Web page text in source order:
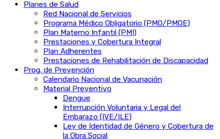
Planes de Salud
Red Nacional de Servicios
Programa Médico Obligatorio (PMO/PMOE)
Plan Materno Infantil (PMI)
Prestaciones y Cobertura Integral
Plan Adherentes
Prestaciones de Rehabilitación de Discapacidad
Prog. de Prevención
Calendario Nacional de Vacunación
Material Preventivo
Dengue
Interrupción Voluntaria y Legal del
Embarazo (IVE/ILE)
Ley de Identidad de Género y Cobertura de
la Obra Social